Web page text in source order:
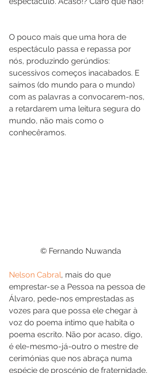
O pouco mais que uma hora de
espectáculo passa e repassa por
nós, produzindo gerúndios:
sucessivos começos inacabados. E
saímos (do mundo para o mundo)
com as palavras a convocarem-nos,
a retardarem uma leitura segura do
mundo, não mais como o
conhecêramos.
© Fernando Nuwanda
Nelson Cabral, mais do que
emprestar-se a Pessoa na pessoa de
Álvaro, pede-nos emprestadas as
vozes para que possa ele chegar à
voz do poema íntimo que habita o
poema escrito. Não por acaso, digo,
é ele-mesmo-já-outro o mestre de
cerimónias que nos abraça numa
espécie de proscénio de fraternidade,